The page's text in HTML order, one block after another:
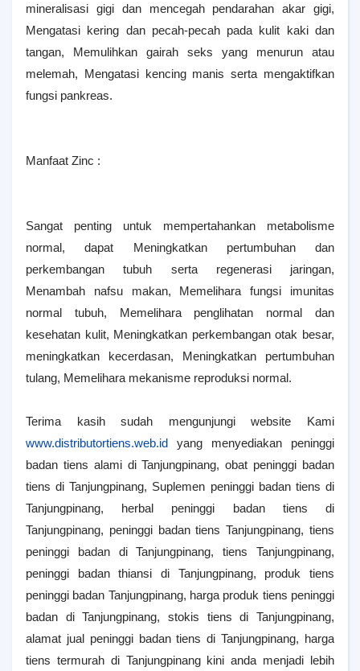
mineralisasi gigi dan mencegah pendarahan akar gigi,
Mengatasi kering dan pecah-pecah pada kulit kaki dan
tangan, Memulihkan gairah seks yang menurun atau
melemah, Mengatasi kencing manis serta mengaktifkan
fungsi pankreas.
Manfaat Zinc :
Sangat penting untuk mempertahankan metabolisme
normal, dapat Meningkatkan pertumbuhan dan
perkembangan tubuh serta regenerasi jaringan,
Menambah nafsu makan, Memelihara fungsi imunitas
normal tubuh, Memelihara penglihatan normal dan
kesehatan kulit, Meningkatkan perkembangan otak besar,
meningkatkan kecerdasan, Meningkatkan pertumbuhan
tulang, Memelihara mekanisme reproduksi normal.
Terima kasih sudah mengunjungi website Kami
www.distributortiens.web.id yang menyediakan peninggi
badan tiens alami di Tanjungpinang, obat peninggi badan
tiens di Tanjungpinang, Suplemen peninggi badan tiens di
Tanjungpinang, herbal peninggi badan tiens di
Tanjungpinang, peninggi badan tiens Tanjungpinang, tiens
peninggi badan di Tanjungpinang, tiens Tanjungpinang,
peninggi badan thiansi di Tanjungpinang, produk tiens
peninggi badan Tanjungpinang, harga produk tiens peninggi
badan di Tanjungpinang, stokis tiens di Tanjungpinang,
alamat jual peninggi badan tiens di Tanjungpinang, harga
tiens termurah di Tanjungpinang kini anda menjadi lebih